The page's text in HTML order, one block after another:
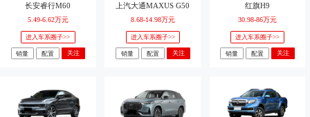
长安睿行M60
5.49-6.62万元
进入车系圈子>>
销量 配置 关注
上汽大通MAXUS G50
8.68-14.98万元
进入车系圈子>>
销量 配置 关注
红旗H9
30.98-86万元
进入车系圈子>>
销量 配置 关注